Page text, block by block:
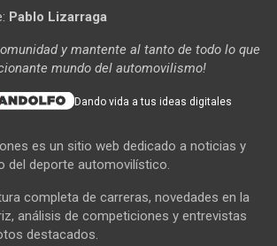
Pablo Lizarraga
y mantente al tanto de todo lo que
mundo del automovilismo!
Dando vida a tus ideas digitales
es un sitio web dedicado a noticias y
del deporte automovilístico.
completa de carreras, novedades en la
análisis de competiciones y entrevistas
destacados.